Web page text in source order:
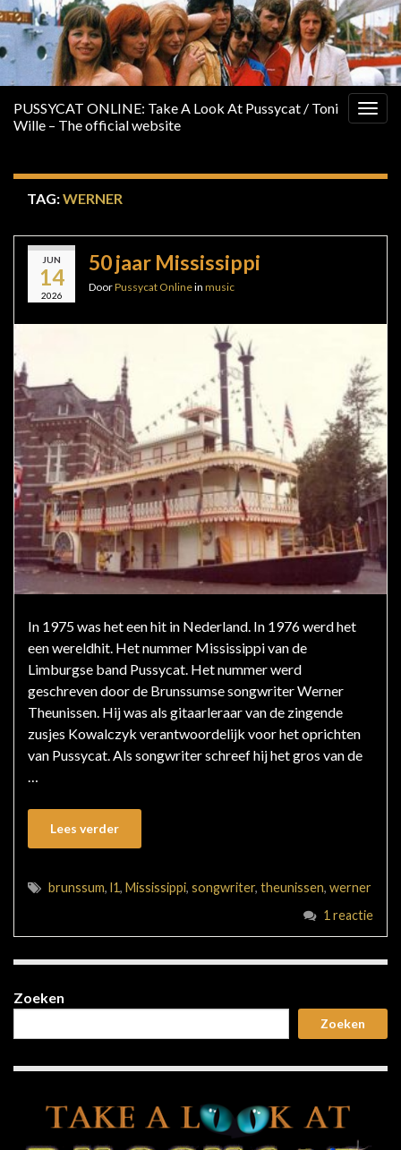
PUSSYCAT ONLINE: Take A Look At Pussycat / Toni
Wille – The official website
TAG:WERNER
JUN
14
2026
50 jaar Mississippi
DoorPussycat Onlinein music
In 1975 was het een hit in Nederland. In 1976 werd het
een wereldhit. Het nummer Mississippi van de
Limburgse band Pussycat. Het nummer werd
geschreven door de Brunssumse songwriter Werner
Theunissen. Hij was als gitaarleraar van de zingende
zusjes Kowalczyk verantwoordelijk voor het oprichten
van Pussycat. Als songwriter schreef hij het gros van de
…
Lees verder
brunssum, l1, Mississippi, songwriter, theunissen, werner
1 reactie
Zoeken
Zoeken